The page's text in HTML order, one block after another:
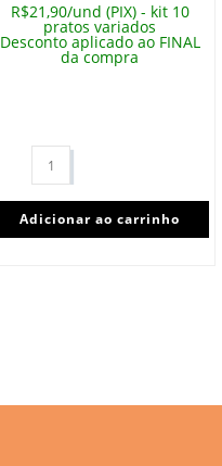
R$21,90/und (PIX) - kit 10
pratos variados
Desconto aplicado ao FINAL
da compra
Adicionar ao carrinho